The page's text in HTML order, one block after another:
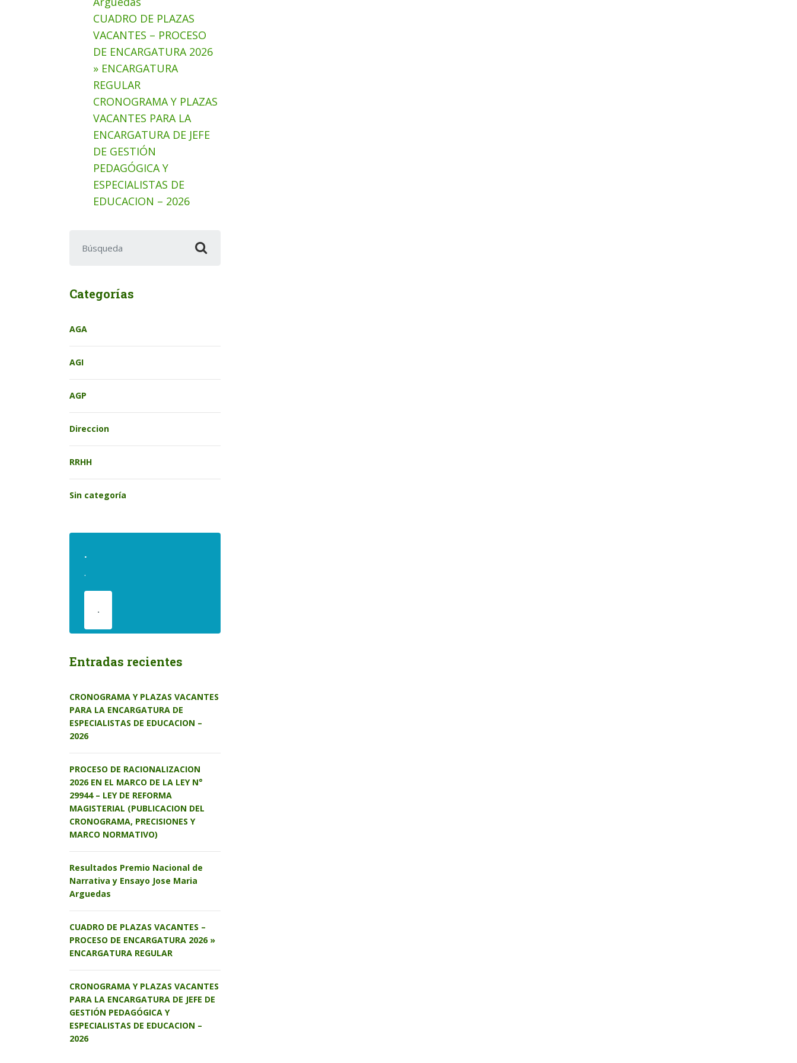
CUADRO DE PLAZAS
VACANTES – PROCESO
DE ENCARGATURA 2026
» ENCARGATURA
REGULAR
CRONOGRAMA Y PLAZAS
VACANTES PARA LA
ENCARGATURA DE JEFE
DE GESTIÓN
PEDAGÓGICA Y
ESPECIALISTAS DE
EDUCACION – 2026
Categorías
AGA
AGI
AGP
Direccion
RRHH
Sin categoría
.
.
.
Entradas recientes
CRONOGRAMA Y PLAZAS VACANTES
PARA LA ENCARGATURA DE
ESPECIALISTAS DE EDUCACION –
2026
PROCESO DE RACIONALIZACION
2026 EN EL MARCO DE LA LEY N°
29944 – LEY DE REFORMA
MAGISTERIAL (PUBLICACION DEL
CRONOGRAMA, PRECISIONES Y
MARCO NORMATIVO)
Resultados Premio Nacional de
Narrativa y Ensayo Jose Maria
Arguedas
CUADRO DE PLAZAS VACANTES –
PROCESO DE ENCARGATURA 2026 »
ENCARGATURA REGULAR
CRONOGRAMA Y PLAZAS VACANTES
PARA LA ENCARGATURA DE JEFE DE
GESTIÓN PEDAGÓGICA Y
ESPECIALISTAS DE EDUCACION –
2026